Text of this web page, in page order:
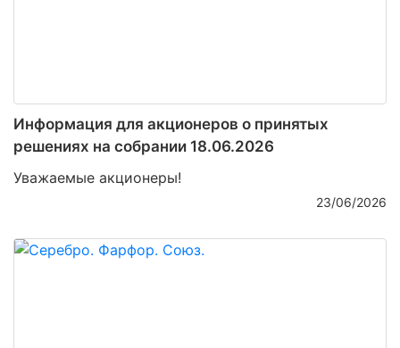
Информация для акционеров о принятых
решениях на собрании 18.06.2026
Уважаемые акционеры!
23/06/2026